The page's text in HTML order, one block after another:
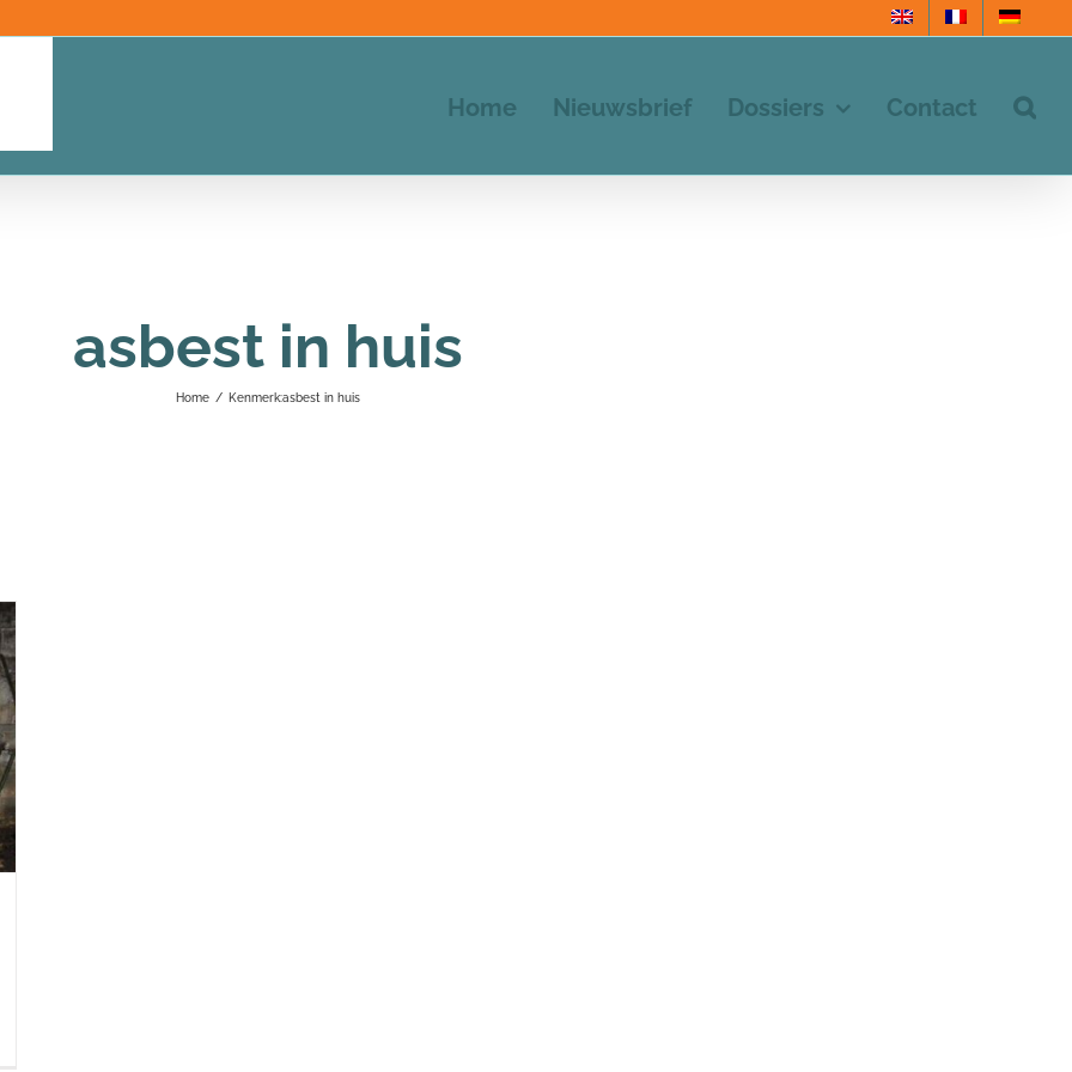
Home Nieuwsbrief Dossiers Contact
asbest in huis
Home / Kenmerk:asbest in huis